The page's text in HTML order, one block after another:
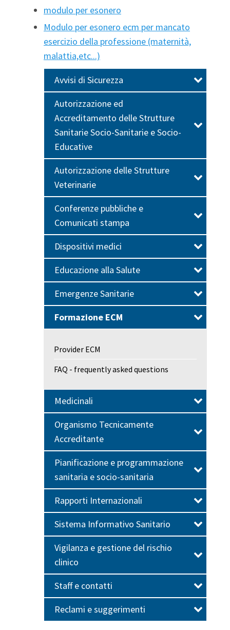
modulo per esonero
Modulo per esonero ecm per mancato
esercizio della professione (maternità,
malattia,etc...)
Avvisi di Sicurezza
Autorizzazione ed
Accreditamento delle Strutture
Sanitarie Socio-Sanitarie e Socio-
Educative
Autorizzazione delle Strutture
Veterinarie
Conferenze pubbliche e
Comunicati stampa
Dispositivi medici
Educazione alla Salute
Emergenze Sanitarie
Formazione ECM
Provider ECM
FAQ - frequently asked questions
Medicinali
Organismo Tecnicamente
Accreditante
Pianificazione e programmazione
sanitaria e socio-sanitaria
Rapporti Internazionali
Sistema Informativo Sanitario
Vigilanza e gestione del rischio
clinico
Staff e contatti
Reclami e suggerimenti